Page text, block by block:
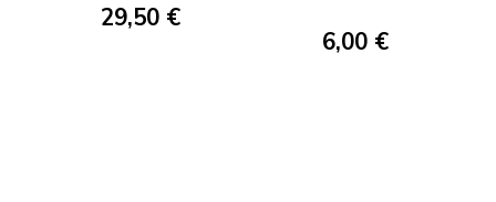
MARÍTIMA
29,50 €
6,00 €